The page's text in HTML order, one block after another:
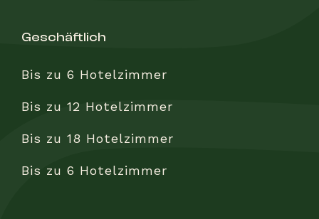
geschäftlich
Bis zu 6 Hotelzimmer
Bis zu 12 Hotelzimmer
Bis zu 18 Hotelzimmer
Bis zu 6 Hotelzimmer